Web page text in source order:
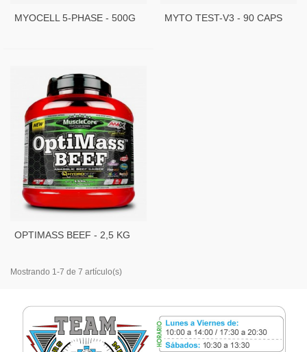
MYOCELL 5-PHASE - 500G MYTO TEST-V3 - 90 CAPS
OPTIMASS BEEF - 2,5 KG
Mostrando 1-7 de 7 artículo(s)